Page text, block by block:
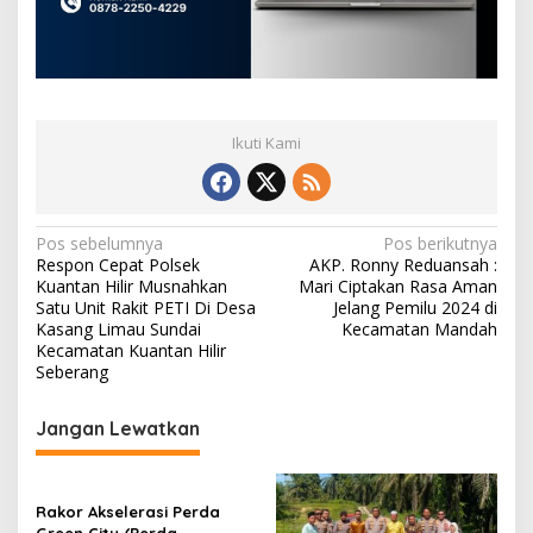
Ikuti Kami
N
a
v
i
g
a
s
p
Pos sebelumnya
Respon Cepat Polsek
Kuantan Hilir Musnahkan
Satu Unit Rakit PETI Di Desa
Kasang Limau Sundai
Kecamatan Kuantan Hilir
Seberang
Pos berikutnya
AKP. Ronny Reduansah :
Mari Ciptakan Rasa Aman
Jelang Pemilu 2024 di
Kecamatan Mandah
Jangan Lewatkan
Rakor Akselerasi Perda